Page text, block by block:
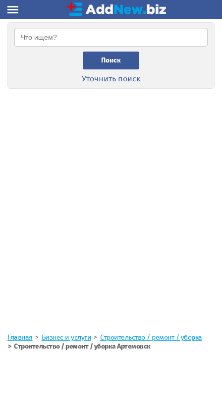
Поиск
Уточнить поиск
Главная Бизнес и услуги
Строительство / ремонт / уборка
Строительство / ремонт / уборка Артемовск